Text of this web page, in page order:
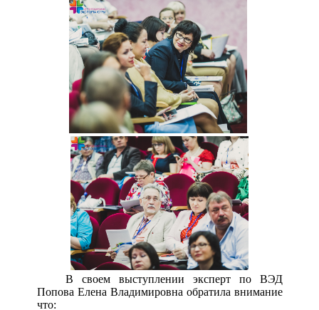
В своем выступлении эксперт по ВЭД
Попова Елена Владимировна обратила внимание
что: